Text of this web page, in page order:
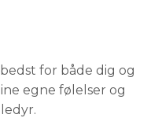
for både dig og
egne følelser og